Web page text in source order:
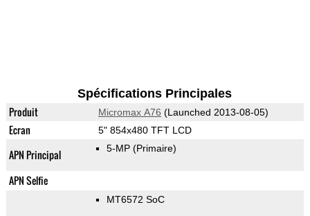
Spécifications Principales
Produit Micromax A76 (Launched 2013-08-05)
Ecran 5" 854x480 TFT LCD
APN Principal 5-MP (Primaire)
APN Selfie
MT6572 SoC